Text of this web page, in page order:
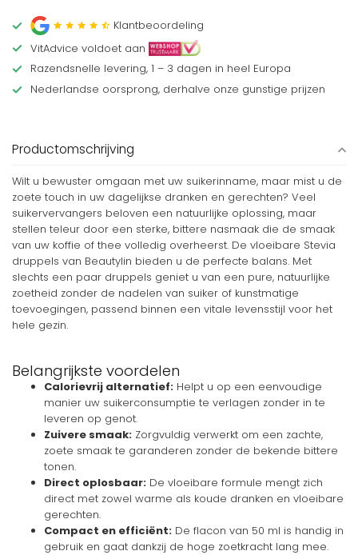
Klantbeoordeling
VitAdvice voldoet aan
Razendsnelle levering, 1 – 3 dagen in heel Europa
Nederlandse oorsprong, derhalve onze gunstige prijzen
Productomschrijving
Wilt u bewuster omgaan met uw suikerinname, maar mist u de
zoete touch in uw dagelijkse dranken en gerechten? Veel
suikervervangers beloven een natuurlijke oplossing, maar
stellen teleur door een sterke, bittere nasmaak die de smaak
van uw koffie of thee volledig overheerst. De vloeibare Stevia
druppels van Beautylin bieden u de perfecte balans. Met
slechts een paar druppels geniet u van een pure, natuurlijke
zoetheid zonder de nadelen van suiker of kunstmatige
toevoegingen, passend binnen een vitale levensstijl voor het
hele gezin.
Belangrijkste voordelen
Calorievrij alternatief: Helpt u op een eenvoudige
manier uw suikerconsumptie te verlagen zonder in te
leveren op genot.
Zuivere smaak: Zorgvuldig verwerkt om een zachte,
zoete smaak te garanderen zonder de bekende bittere
tonen.
Direct oplosbaar: De vloeibare formule mengt zich
direct met zowel warme als koude dranken en vloeibare
gerechten.
Compact en efficiënt: De flacon van 50 ml is handig in
gebruik en gaat dankzij de hoge zoetkracht lang mee.